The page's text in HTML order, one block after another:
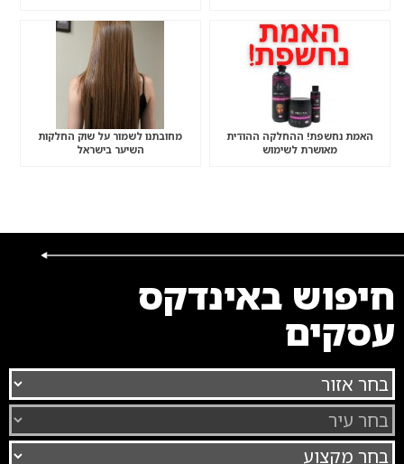
האמת נחשפת! ההחלקה ההודית
מאושרת לשימוש
מחובתנו לשמור על שוק החלקות
השיער בישראל
חיפוש באינדקס
עסקים